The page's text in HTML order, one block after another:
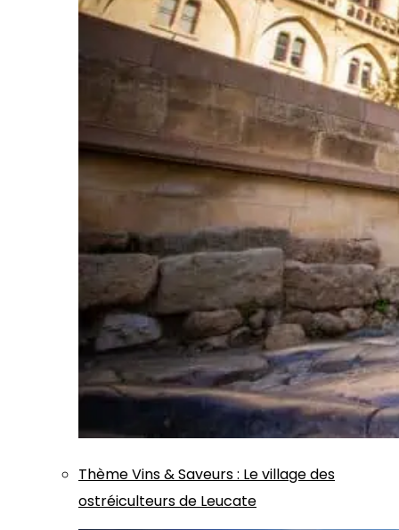
ThèmeVins & Saveurs: Le village des
ostréiculteurs de Leucate